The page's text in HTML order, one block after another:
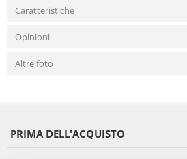
Caratteristiche
Opinioni
Altre foto
PRIMA DELL'ACQUISTO